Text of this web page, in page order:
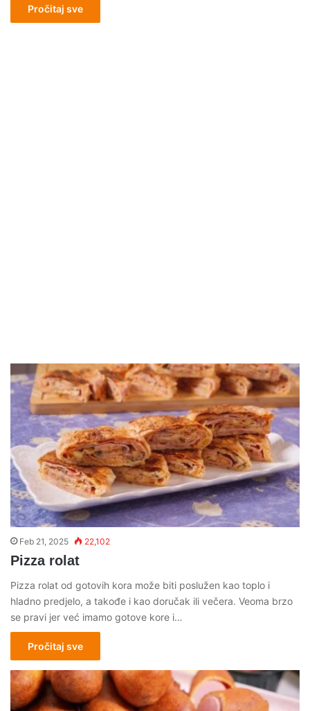
Pročitaj sve
Feb 21, 2025 22,102
Pizza rolat
Pizza rolat od gotovih kora može biti poslužen kao toplo i
hladno predjelo, a takođe i kao doručak ili večera. Veoma brzo
se pravi jer već imamo gotove kore i…
Pročitaj sve